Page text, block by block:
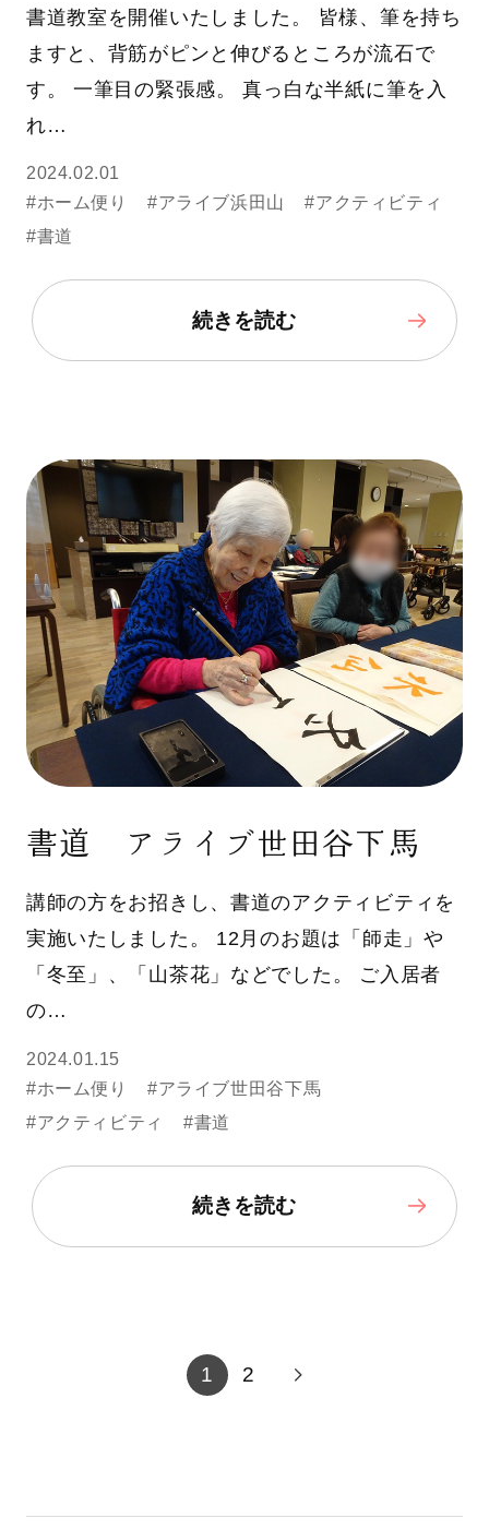
書道教室を開催いたしました。 皆様、筆を持ち
ますと、背筋がピンと伸びるところが流石で
す。 一筆目の緊張感。 真っ白な半紙に筆を入
れ…
2024.02.01
#ホーム便り
#アライブ浜田山
#アクティビティ
#書道
続きを読む
書道 アライブ世田谷下馬
講師の方をお招きし、書道のアクティビティを
実施いたしました。 12月のお題は「師走」や
「冬至」、「山茶花」などでした。 ご入居者
の…
2024.01.15
#ホーム便り
#アライブ世田谷下馬
#アクティビティ
#書道
続きを読む
1 2